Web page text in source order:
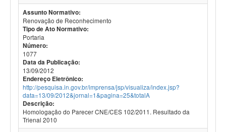
Assunto Normativo:
Renovação de Reconhecimento
Tipo de Ato Normativo:
Portaria
Número:
1077
Data da Publicação:
13/09/2012
Endereço Eletrônico:
http://pesquisa.in.gov.br/imprensa/jsp/visualiza/index.jsp?
data=13/09/2012&jornal=1&pagina=25&totalA
Descrição:
Homologação do Parecer CNE/CES 102/2011. Resultado da
Trienal 2010